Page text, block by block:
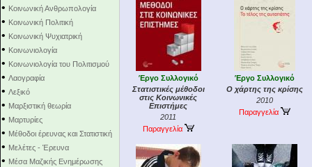
• Κοινωνική Ανθρωπολογία
• Κοινωνική Πολιτική
• Κοινωνική Ψυχιατρική
• Κοινωνιολογία
• Κοινωνιολογία του Πολιτισμού
• Λαογραφία
• Λεξικό
• Μαρξιστική θεωρία
• Μαρτυρίες
• Μέθοδοι έρευνας και Στατιστική
• Μελέτες - Έρευνα
• Μέσα Μαζικής Ενημέρωσης
Έργο Συλλογικό
Στατιστικές μέθοδοι
στις Κοινωνικές
Επιστήμες
2011
Παραγγελία
Έργο Συλλογικό
Ο χάρτης της κρίσης
2010
Παραγγελία